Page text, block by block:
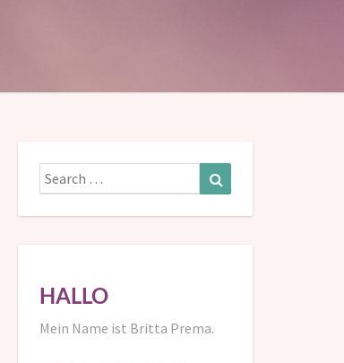
Search
for:
HALLO
Mein Name ist Britta Prema.